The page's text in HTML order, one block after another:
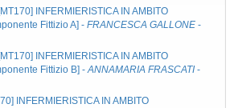
INFERMIERISTICA IN AMBITO
Fittizio A] - FRANCESCA GALLONE -
INFERMIERISTICA IN AMBITO
Fittizio B] -ANNAMARIA FRASCATI -
INFERMIERISTICA IN AMBITO